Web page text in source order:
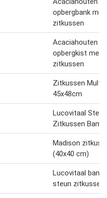
opbergbank met
zitkussen
Acaciahouten
opbergkist met
zitkussen
Zitkussen Multi
45x48cm
Lucovitaal Steun
Zitkussen
Madison
(40x40 cm)
Lucovitaal
steun zitkussen